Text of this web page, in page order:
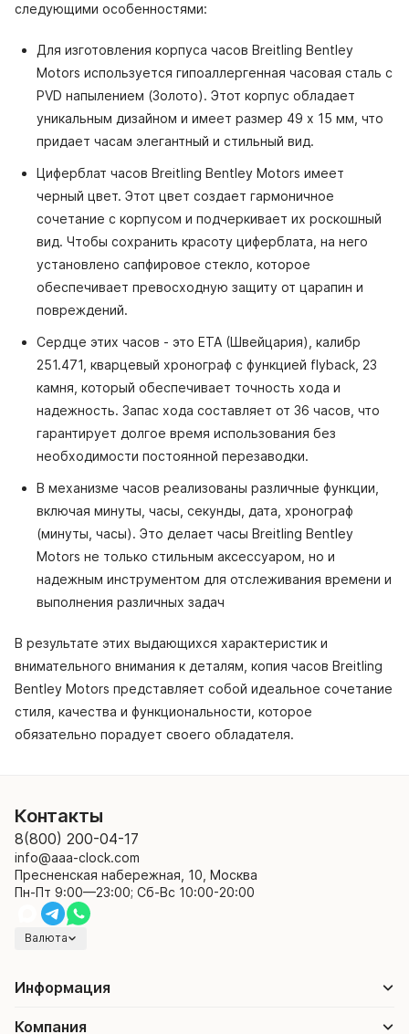
следующими особенностями:
Для изготовления корпуса часов Breitling Bentley
Motors используется гипоаллергенная часовая сталь с
PVD напылением (Золото). Этот корпус обладает
уникальным дизайном и имеет размер 49 x 15 мм, что
придает часам элегантный и стильный вид.
Циферблат часов Breitling Bentley Motors имеет
черный цвет. Этот цвет создает гармоничное
сочетание с корпусом и подчеркивает их роскошный
вид. Чтобы сохранить красоту циферблата, на него
установлено сапфировое стекло, которое
обеспечивает превосходную защиту от царапин и
повреждений.
Сердце этих часов - это ETA (Швейцария), калибр
251.471, кварцевый хронограф с функцией flyback, 23
камня, который обеспечивает точность хода и
надежность. Запас хода составляет от 36 часов, что
гарантирует долгое время использования без
необходимости постоянной перезаводки.
В механизме часов реализованы различные функции,
включая минуты, часы, секунды, дата, хронограф
(минуты, часы). Это делает часы Breitling Bentley
Motors не только стильным аксессуаром, но и
надежным инструментом для отслеживания времени и
выполнения различных задач
В результате этих выдающихся характеристик и
внимательного внимания к деталям, копия часов Breitling
Bentley Motors представляет собой идеальное сочетание
стиля, качества и функциональности, которое
обязательно порадует своего обладателя.
Контакты
8(800) 200-04-17
info@aaa-clock.com
Пресненская набережная, 10, Москва
Пн-Пт 9:00—23:00; Сб-Вс 10:00-20:00
Валюта
Информация
Компания